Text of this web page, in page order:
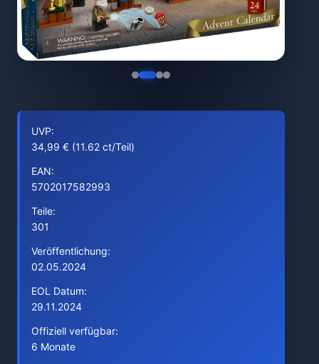
UVP:
34,99 € (11.62 ct/Teil)
EAN:
5702017582993
Teile:
301
Veröffentlichung:
02.05.2024
EOL Datum:
29.11.2024
Offiziell verfügbar:
6 Monate